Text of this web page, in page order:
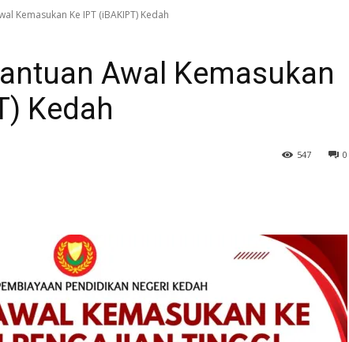
Kemasukan Ke IPT (iBAKIPT) Kedah
Awal Kemasukan
Kedah
0
547